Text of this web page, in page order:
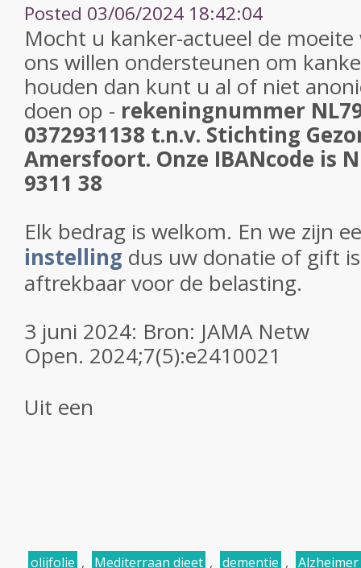
Posted 03/06/2024 18:42:04
Mocht u kanker-actueel de
ons willen ondersteunen om
houden dan kunt u al of niet
doen op - rekeningnummer
0372931138 t.n.v. Stichting
Amersfoort. Onze IBANcode is
9311 38
Elk bedrag is welkom. En we zijn
instelling dus uw donatie of gift
aftrekbaar voor de belasting.
3 juni 2024: Bron: JAMA Netw
Open. 2024;7(5):e2410021
Uit een
olijfolie , Mediterraan dieet , dementie , Alzheimer